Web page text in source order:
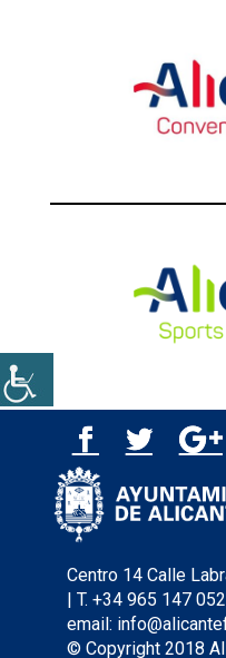
Centro 14 Calle
| T. +34 965 147
email:
© Copyright 2018